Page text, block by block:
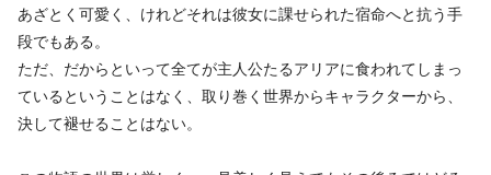
あざとく可愛く、けれどそれは彼女に課せられた宿命へと抗う手
段でもある。
ただ、だからといって全てが主人公たるアリアに食われてしまっ
ているということはなく、取り巻く世界からキャラクターから、
決して褪せることはない。